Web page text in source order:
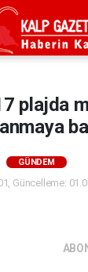
plajda
GÜNDEM
Güncelleme: